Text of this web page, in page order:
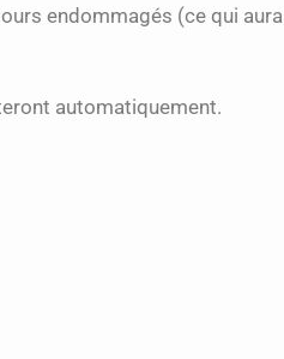
endommagés (ce qui aura
automatiquement.